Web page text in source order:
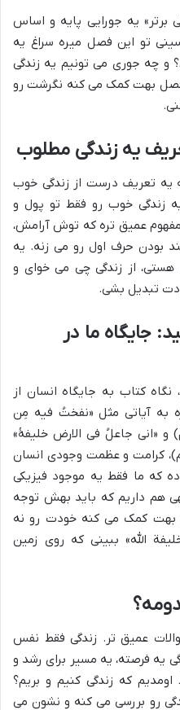
یه جورایی پایه و اساس
تو این فصل میره سراغ یه
و چه جوری می تونیم یه زندگی
بهت کمک می کنه نگرشت رو
یه زندگی مطلوب
یه تعریف درست از زندگی خوب
زندگی خوب رو فقط تو پول و
مفهوم عمیق تره که توش آرامش،
بودن حرف اول رو می زنه. یه
هستی، از زندگی چی می خوای و
تبدیل بشی.
جایگاه ما در
کتاب به جایگاه انسان از
به آیاتی مثل «نفختُ فیه مِن
و «انی جاعلُ فی الارض خلیفۀ»
کرامت و عظمت وجودی انسان
که ما فقط یه موجود فیزیکی
هم داریم که باید بهش توجه
بهت کمک می کنه خودت رو نه
الله» ببینی که روی زمین
عمیق تر. زندگی فقط نفس
یه فرصته، یه مسیر برای رشد و
که زندگی کنیم و بریم؟
رو بررسی می کنه و نشون می